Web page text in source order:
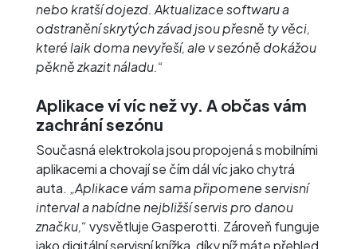
nebo kratší dojezd. Aktualizace softwaru a
odstranění skrytých závad jsou přesně ty věci,
které laik doma nevyřeší, ale v sezóně dokážou
pěkně zkazit náladu.“
Aplikace ví víc než vy. A občas vám
zachrání sezónu
Současná elektrokola jsou propojená s mobilními
aplikacemi a chovají se čím dál víc jako chytrá
auta. „Aplikace vám sama připomene servisní
interval a nabídne nejbližší servis pro danou
značku,“vysvětluje Gasperotti. Zároveň funguje